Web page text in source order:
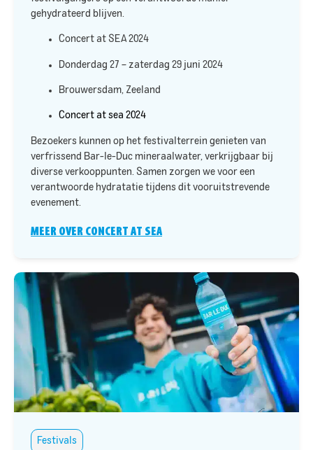
gehydrateerd blijven.​
Concert at SEA 2024
Donderdag 27 – zaterdag 29 juni 2024
Brouwersdam, Zeeland
Concert at sea 2024
Bezoekers kunnen op het festivalterrein genieten van
verfrissend Bar-le-Duc mineraalwater, verkrijgbaar bij
diverse verkooppunten. Samen zorgen we voor een
verantwoorde hydratatie tijdens dit vooruitstrevende
evenement.
MEER OVER CONCERT AT SEA
Festivals